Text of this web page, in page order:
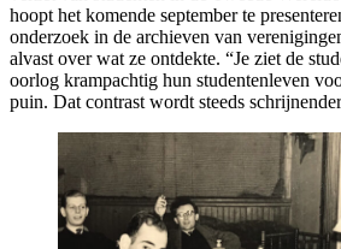
hoopt het komende september te
onderzoek in de archieven van
alvast over wat ze ontdekte. “Je ziet de
oorlog krampachtig hun studentenleven
puin. Dat contrast wordt steeds